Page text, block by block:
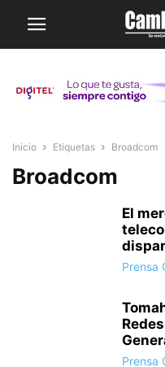
Inicio Etiquetas Broadcom
Broadcom
El
Prensa
Prensa